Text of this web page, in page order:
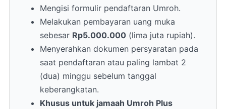
ke hotel untuk makan siang.
Kemudian melaksanakan Sholat Ashar,
Maghrib, dan Isya di Masjid Nabawi.
Hari ditutup dengan makan malam di
hotel.
Mengisi formulir pendaftaran Umroh.
Melakukan pembayaran uang muka
sebesar Rp5.000.000 (lima juta rupiah).
Menyerahkan dokumen persyaratan pada
saat pendaftaran atau paling lambat 2
(dua) minggu sebelum tanggal
keberangkatan.
Khusus untuk jamaah Umroh Plus